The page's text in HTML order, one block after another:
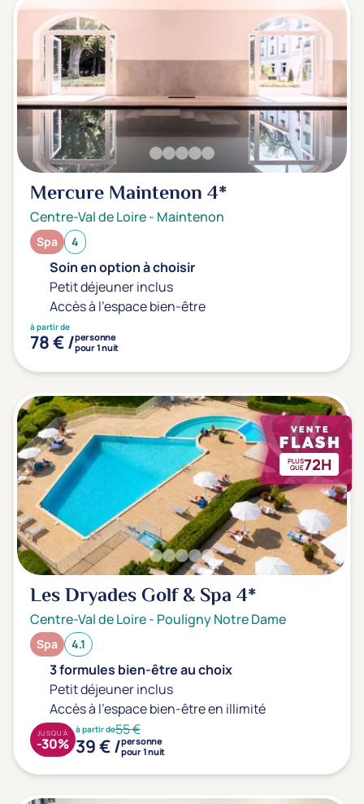
Mercure Maintenon4*
Centre-Val de Loire- Maintenon
Spa 4
Soin en option à choisir
Petit déjeuner inclus
Accès à l'espace bien-être
à partir de
78 € /personne
pour 1 nuit
PLUS
QUE72H
Les Dryades Golf & Spa4*
Centre-Val de Loire- Pouligny Notre Dame
Spa 4.1
3 formules bien-être au choix
Petit déjeuner inclus
Accès à l'espace bien-être en illimité
à partir de55 €
39 € /personne
pour 1 nuit
JUSQU'À
-30%